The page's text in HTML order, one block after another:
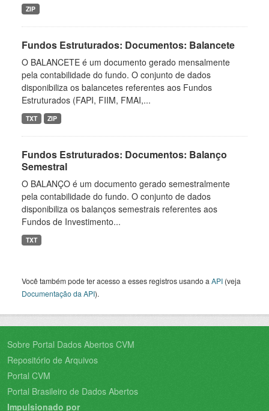
ZIP
Fundos Estruturados: Documentos: Balancete
O BALANCETE é um documento gerado mensalmente
pela contabilidade do fundo. O conjunto de dados
disponibiliza os balancetes referentes aos Fundos
Estruturados (FAPI, FIIM, FMAI,...
TXT ZIP
Fundos Estruturados: Documentos: Balanço
Semestral
O BALANÇO é um documento gerado semestralmente
pela contabilidade do fundo. O conjunto de dados
disponibiliza os balanços semestrais referentes aos
Fundos de Investimento...
TXT
Você também pode ter acesso a esses registros usando a API (veja
Documentação da API).
Sobre Portal Dados Abertos CVM
Repositório de Arquivos
Portal CVM
Portal Brasileiro de Dados Abertos
Impulsionado por